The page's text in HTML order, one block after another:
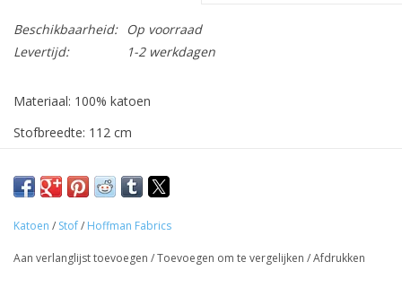
Beschikbaarheid:
Op voorraad
Levertijd:
1-2 werkdagen
Materiaal: 100% katoen
Stofbreedte: 112 cm
Ideaal voor Patchwork, hemdjes, rokjes...
De stof wordt verkocht per 10 cm. Indien je 1 m wenst, geef
dan '10' in bij aantal, de stof wordt uiteraard uit één geheel
Katoen / Stof/ Hoffman Fabrics
Aan verlanglijst toevoegen /Toevoegen om te vergelijken /Afdrukken